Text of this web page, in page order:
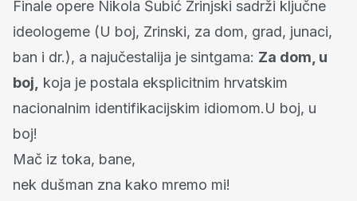
Finale opere Nikola Šubić Zrinjski sadrži ključne
ideologeme (U boj, Zrinski, za dom, grad, junaci,
ban i dr.), a najučestalija je sintgama: Za dom, u
boj, koja je postala eksplicitnim hrvatskim
nacionalnim identifikacijskim idiomom.U boj, u
boj!
Mač iz toka, bane,
nek dušman zna kako mremo mi!